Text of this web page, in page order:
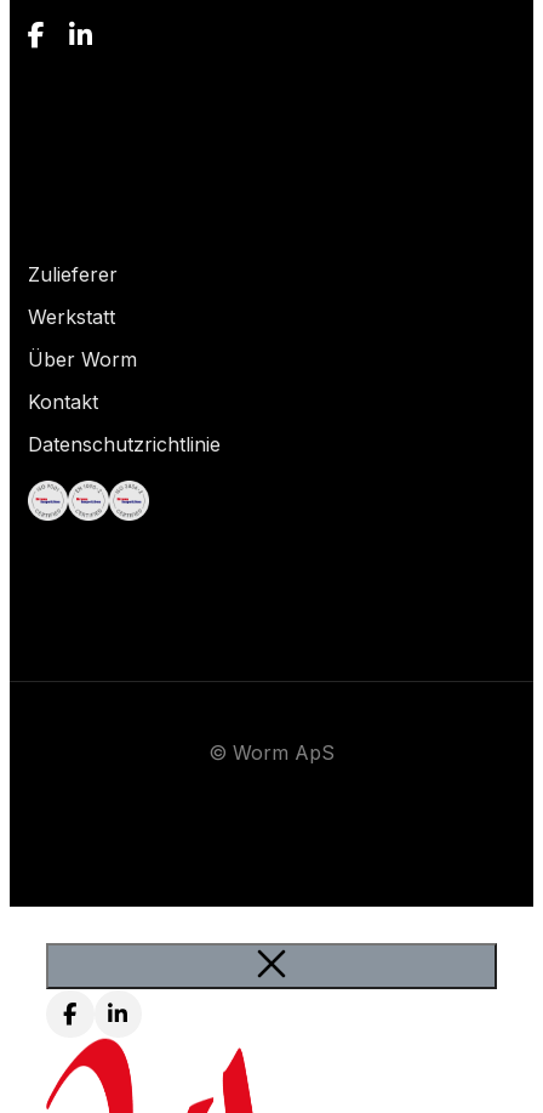
Zulieferer
Werkstatt
Über Worm
Kontakt
Datenschutzrichtlinie
© Worm ApS